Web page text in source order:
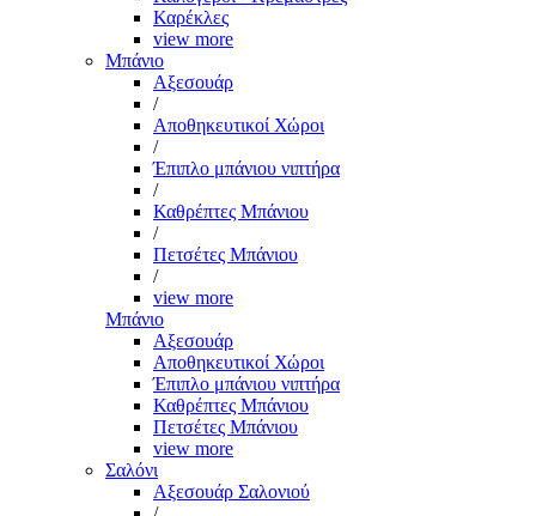
Καρέκλες
view more
Μπάνιο
Αξεσουάρ
/
Αποθηκευτικοί Χώροι
/
Έπιπλο μπάνιου νιπτήρα
/
Καθρέπτες Μπάνιου
/
Πετσέτες Μπάνιου
/
view more
Μπάνιο
Αξεσουάρ
Αποθηκευτικοί Χώροι
Έπιπλο μπάνιου νιπτήρα
Καθρέπτες Μπάνιου
Πετσέτες Μπάνιου
view more
Σαλόνι
Αξεσουάρ Σαλονιού